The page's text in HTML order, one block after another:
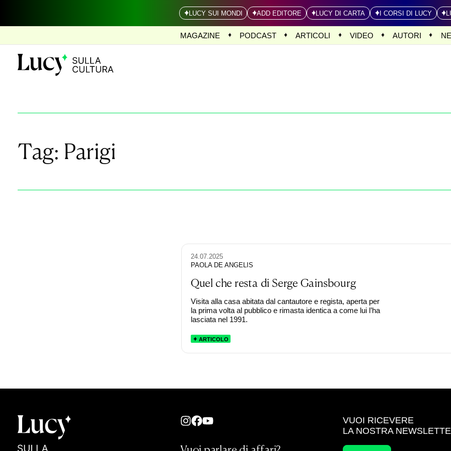
LUCY SUI MONDI ADD EDITORE LUCY DI CARTA I CORSI DI LUCY
MAGAZINE PODCAST ARTICOLI VIDEO AUTORI
Tag: Parigi
24.07.2025
PAOLA DE ANGELIS
Quel che resta di Serge Gainsbourg
Visita alla casa abitata dal cantautore e regista, aperta per
la prima volta al pubblico e rimasta identica a come lui l’ha
lasciata nel 1991.
ARTICOLO
VUOI RICEVERE
LA NOSTRA